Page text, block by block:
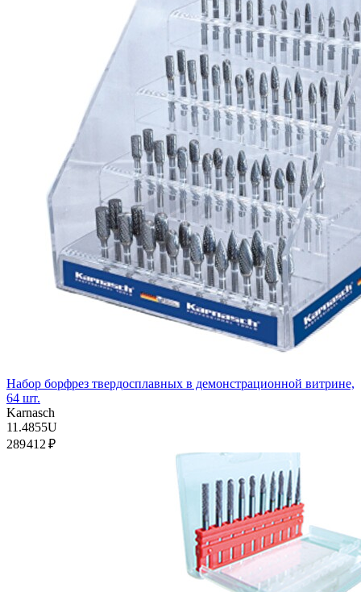
Набор борфрез твердосплавных в демонстрационной витрине,
64 шт.
Karnasch
11.4855U
289 412 ₽